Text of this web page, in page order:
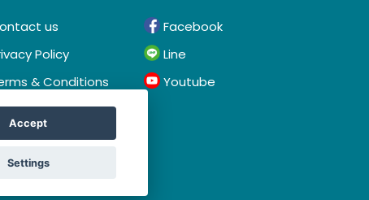
us
Policy
& Conditions
Facebook
Line
Youtube
Accept
Settings